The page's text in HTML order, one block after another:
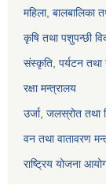
महिला, बालबालिका
कृषि तथा पशुपन्छी
संस्कृति, पर्यटन
रक्षा मन्त्रालय
उर्जा, जलस्रोत तथा
वन तथा वातावरण
राष्ट्रिय योजना